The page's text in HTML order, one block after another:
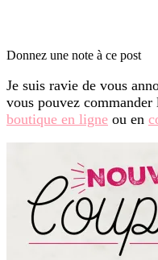
Donnez une note à ce post
Je suis ravie de vous
vous pouvez
boutique en ligne ou en